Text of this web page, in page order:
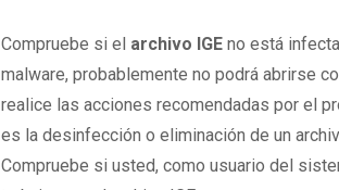
Compruebe si el archivo IGE no está
malware, probablemente no podrá abrirse
realice las acciones recomendadas por el
es la desinfección o eliminación de un
Compruebe si usted, como usuario del